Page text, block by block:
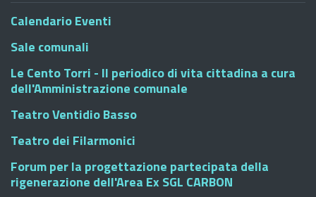
Calendario Eventi
Sale comunali
Le Cento Torri - Il periodico di vita cittadina a cura
dell'Amministrazione comunale
Teatro Ventidio Basso
Teatro dei Filarmonici
Forum per la progettazione partecipata della
rigenerazione dell'Area Ex SGL CARBON